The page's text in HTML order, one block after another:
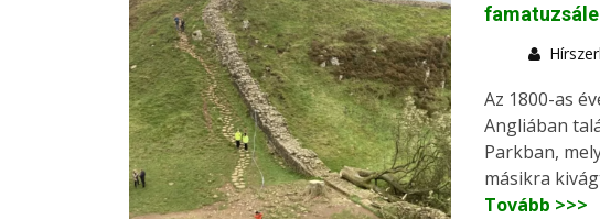
Az 1800-as
Angliában
Parkban,
másikra
Tovább >>>